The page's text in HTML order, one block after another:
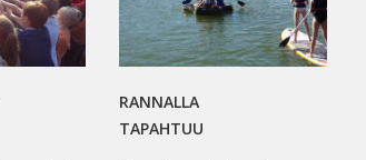
RANNALLA
TAPAHTUU